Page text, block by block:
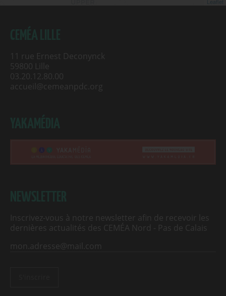
11 rue Ernest Deconynck
59800 Lille
03.20.12.80.00
accueil@cemeanpdc.org
Inscrivez-vous à notre newsletter afin de recevoir les
dernières actualités des CEMÉA Nord - Pas de Calais